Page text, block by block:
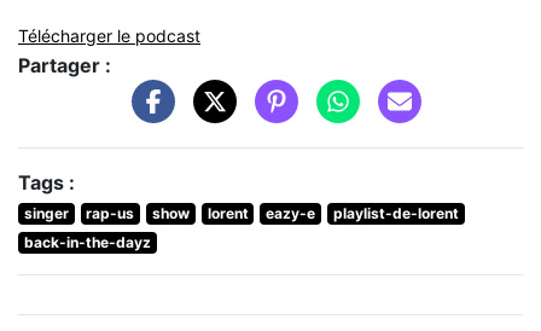
Télécharger le podcast
Partager :
Tags :
singer rap-us show lorent eazy-e
playlist-de-lorent
back-in-the-dayz